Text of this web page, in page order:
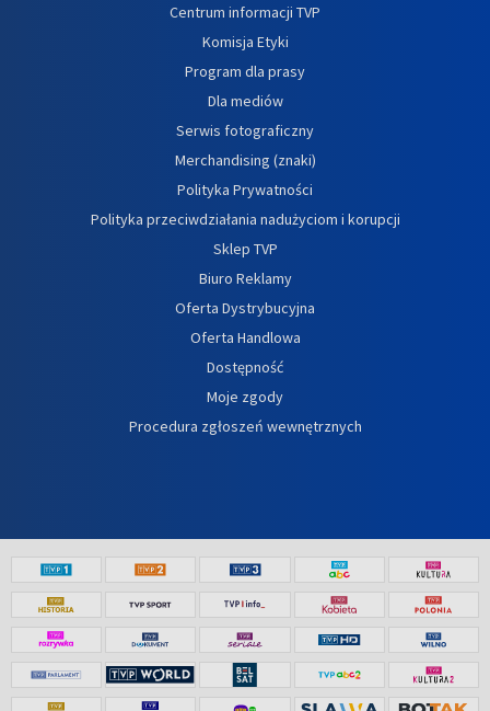
Centrum informacji TVP
Komisja Etyki
Program dla prasy
Dla mediów
Serwis fotograficzny
Merchandising (znaki)
Polityka Prywatności
Polityka przeciwdziałania nadużyciom i korupcji
Sklep TVP
Biuro Reklamy
Oferta Dystrybucyjna
Oferta Handlowa
Dostępność
Moje zgody
Procedura zgłoszeń wewnętrznych